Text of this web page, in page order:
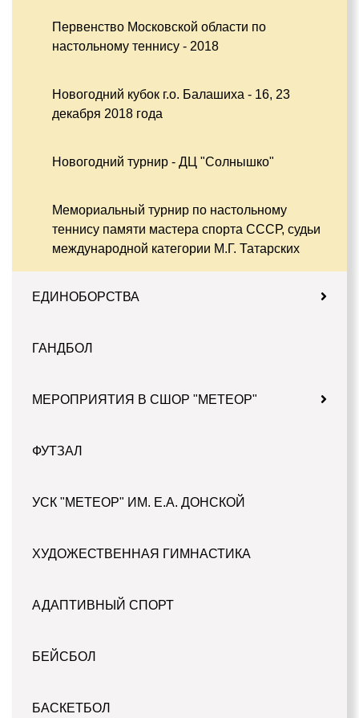
Первенство Московской области по
настольному теннису - 2018
Новогодний кубок г.о. Балашиха - 16, 23
декабря 2018 года
Новогодний турнир - ДЦ "Солнышко"
Мемориальный турнир по настольному
теннису памяти мастера спорта СССР, судьи
международной категории М.Г. Татарских
ЕДИНОБОРСТВА
ГАНДБОЛ
МЕРОПРИЯТИЯ В СШОР "МЕТЕОР"
ФУТЗАЛ
УСК "МЕТЕОР" ИМ. Е.А. ДОНСКОЙ
ХУДОЖЕСТВЕННАЯ ГИМНАСТИКА
АДАПТИВНЫЙ СПОРТ
БЕЙСБОЛ
БАСКЕТБОЛ